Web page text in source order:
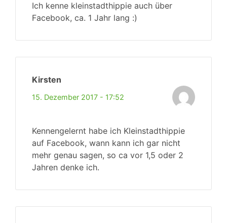
Ich kenne kleinstadthippie auch über
Facebook, ca. 1 Jahr lang :)
Kirsten
15. Dezember 2017 - 17:52
Kennengelernt habe ich Kleinstadthippie
auf Facebook, wann kann ich gar nicht
mehr genau sagen, so ca vor 1,5 oder 2
Jahren denke ich.